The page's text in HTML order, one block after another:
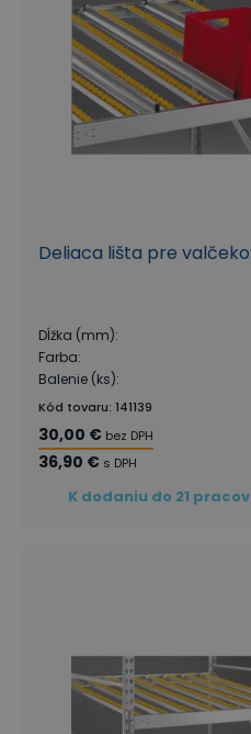
Deliaca lišta pre
Dĺžka (mm):
Farba:
Balenie (ks):
Kód tovaru: 141139
30,00 € bez DPH
36,90 € s DPH
K dodaniu do 21